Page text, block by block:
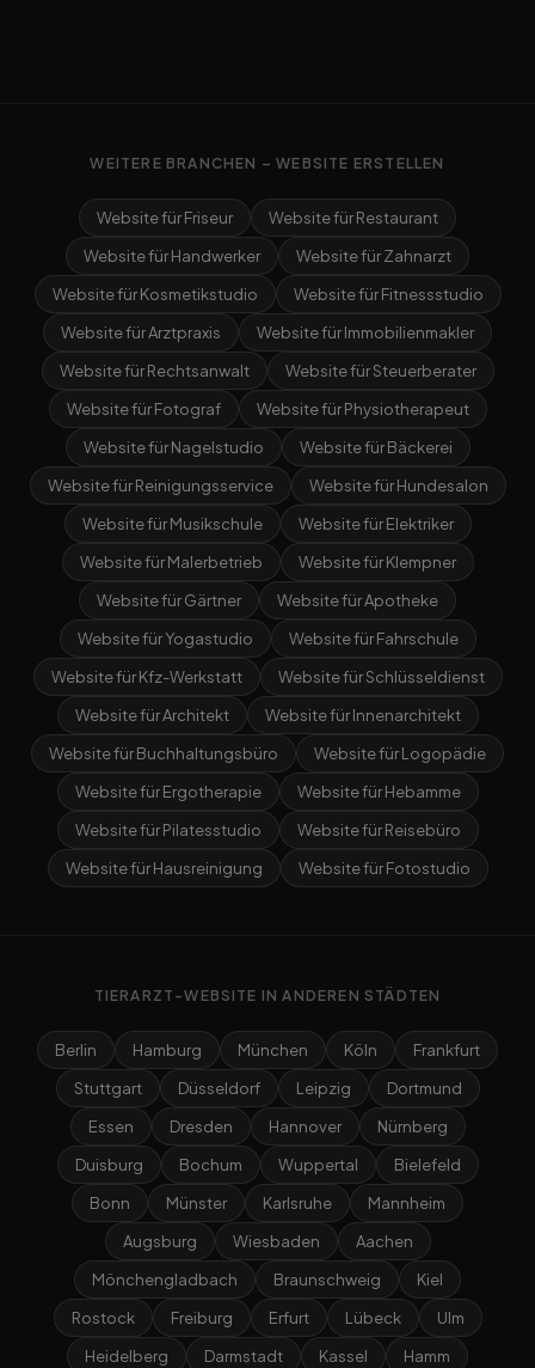
WEITERE BRANCHEN – WEBSITE ERSTELLEN
Website für Friseur
Website für Restaurant
Website für Handwerker
Website für Zahnarzt
Website für Kosmetikstudio
Website für Fitnessstudio
Website für Arztpraxis
Website für Immobilienmakler
Website für Rechtsanwalt
Website für Steuerberater
Website für Fotograf
Website für Physiotherapeut
Website für Nagelstudio
Website für Bäckerei
Website für Reinigungsservice
Website für Hundesalon
Website für Musikschule
Website für Elektriker
Website für Malerbetrieb
Website für Klempner
Website für Gärtner
Website für Apotheke
Website für Yogastudio
Website für Fahrschule
Website für Kfz-Werkstatt
Website für Schlüsseldienst
Website für Architekt
Website für Innenarchitekt
Website für Buchhaltungsbüro
Website für Logopädie
Website für Ergotherapie
Website für Hebamme
Website für Pilatesstudio
Website für Reisebüro
Website für Hausreinigung
Website für Fotostudio
TIERARZT-WEBSITE IN ANDEREN STÄDTEN
Berlin Hamburg München Köln
Frankfurt
Stuttgart
Düsseldorf Leipzig
Dortmund
Essen
Dresden Hannover
Nürnberg
Duisburg
Bochum Wuppertal
Bielefeld
Bonn
Münster Karlsruhe
Mannheim
Augsburg
Wiesbaden
Aachen
Mönchengladbach
Braunschweig
Kiel
Rostock
Freiburg Erfurt Lübeck
Ulm
Heidelberg
Darmstadt Kassel Hamm